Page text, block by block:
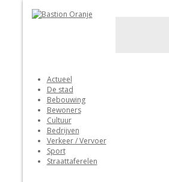
Actueel
De stad
Bebouwing
Bewoners
Cultuur
Bedrijven
Verkeer / Vervoer
Sport
Straattaferelen